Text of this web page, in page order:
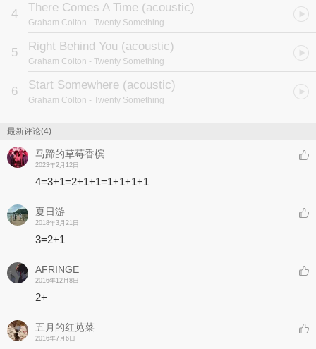
4 There Comes A Time (acoustic)
Graham Colton - Twenty Something
5 Right Behind You (acoustic)
Graham Colton - Twenty Something
6 Start Somewhere (acoustic)
Graham Colton - Twenty Something
最新评论(4)
马蹄的草莓香槟
2023年2月12日
4=3+1=2+1+1=1+1+1+1
夏日游
2018年3月21日
3=2+1
AFRINGE
2016年12月8日
2+
五月的红苋菜
2016年7月6日